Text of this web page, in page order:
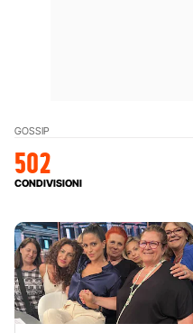
GOSSIP
502
CONDIVISIONI